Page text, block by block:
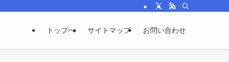
トップへ サイトマップ お問い合わせ